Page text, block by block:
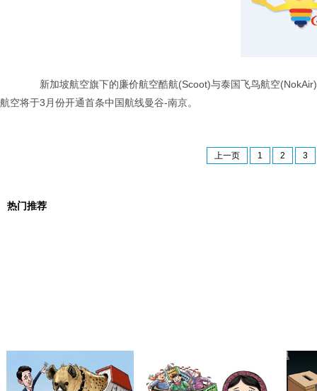
新加坡航空旗下的廉价航空酷航(Scoot)与泰国飞鸟航空
航空将于3月份开通首条中国航线曼谷-南京。
上一页 1 2 3
热门推荐